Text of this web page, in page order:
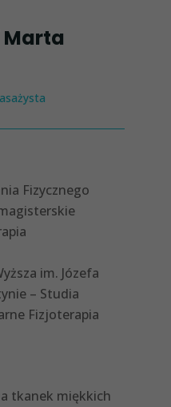
Fizycznego
im. Józefa
– Studia
Fizjoterapia
tkanek miękkich